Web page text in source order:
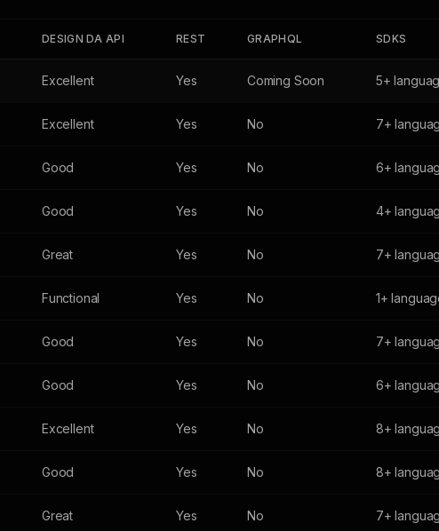
DESIGN DA API REST GRAPHQL SDKS
Excellent Yes Coming Soon 5+
Excellent Yes No 7+
Good Yes No 6+
Good Yes No 4+
Great Yes No 7+
Functional Yes No 1+
Good Yes No 7+
Good Yes No 6+
Excellent Yes No 8+
Good Yes No 8+
Great Yes No 7+